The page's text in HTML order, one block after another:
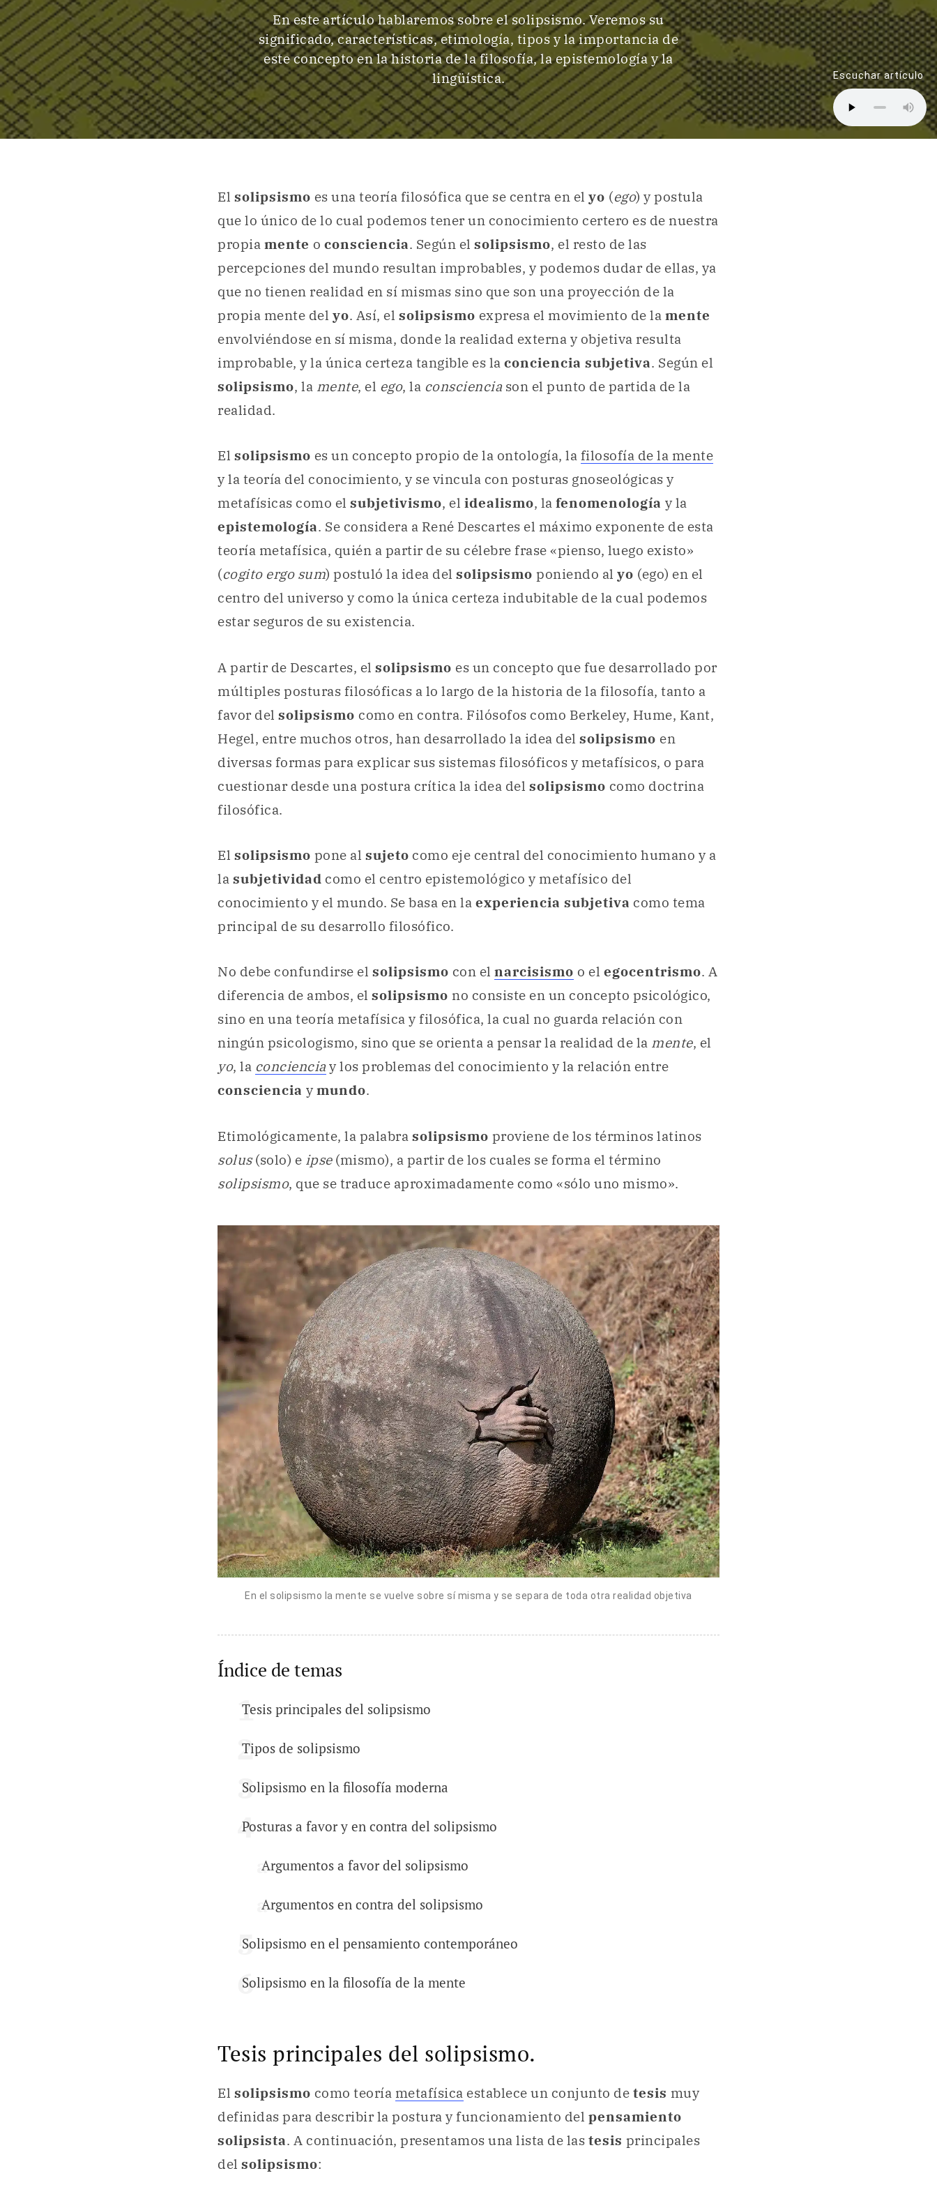
En este artículo hablaremos sobre el solipsismo. Veremos su
significado, características, etimología, tipos y la importancia de
este concepto en la historia de la filosofía, la epistemología y la
lingüística.
Escuchar artículo
El solipsismo es una teoría filosófica que se centra en el yo (ego) y postula
que lo único de lo cual podemos tener un conocimiento certero es de nuestra
propia mente o consciencia. Según el solipsismo, el resto de las
percepciones del mundo resultan improbables, y podemos dudar de ellas, ya
que no tienen realidad en sí mismas sino que son una proyección de la
propia mente del yo. Así, el solipsismo expresa el movimiento de la mente
envolviéndose en sí misma, donde la realidad externa y objetiva resulta
improbable, y la única certeza tangible es la conciencia subjetiva. Según el
solipsismo, la mente, el ego, la consciencia son el punto de partida de la
realidad.
El solipsismo es un concepto propio de la ontología, la filosofía de la mente
y la teoría del conocimiento, y se vincula con posturas gnoseológicas y
metafísicas como el subjetivismo, el idealismo, la fenomenología y la
epistemología. Se considera a René Descartes el máximo exponente de esta
teoría metafísica, quién a partir de su célebre frase «pienso, luego existo»
(cogito ergo sum) postuló la idea del solipsismo poniendo al yo (ego) en el
centro del universo y como la única certeza indubitable de la cual podemos
estar seguros de su existencia.
A partir de Descartes, el solipsismo es un concepto que fue desarrollado por
múltiples posturas filosóficas a lo largo de la historia de la filosofía, tanto a
favor del solipsismo como en contra. Filósofos como Berkeley, Hume, Kant,
Hegel, entre muchos otros, han desarrollado la idea del solipsismo en
diversas formas para explicar sus sistemas filosóficos y metafísicos, o para
cuestionar desde una postura crítica la idea del solipsismo como doctrina
filosófica.
El solipsismo pone al sujeto como eje central del conocimiento humano y a
la subjetividad como el centro epistemológico y metafísico del
conocimiento y el mundo. Se basa en la experiencia subjetiva como tema
principal de su desarrollo filosófico.
No debe confundirse el solipsismo con el narcisismo o el egocentrismo. A
diferencia de ambos, el solipsismo no consiste en un concepto psicológico,
sino en una teoría metafísica y filosófica, la cual no guarda relación con
ningún psicologismo, sino que se orienta a pensar la realidad de la mente, el
yo, la conciencia y los problemas del conocimiento y la relación entre
consciencia y mundo.
Etimológicamente, la palabra solipsismo proviene de los términos latinos
solus(solo) e ipse (mismo), a partir de los cuales se forma el término
solipsismo, que se traduce aproximadamente como «sólo uno mismo».
En el solipsismo la mente se vuelve sobre sí misma y se separa de toda otra realidad objetiva
Índice de temas
Tesis principales del solipsismo
Tipos de solipsismo
Solipsismo en la filosofía moderna
Posturas a favor y en contra del solipsismo
Argumentos a favor del solipsismo
Argumentos en contra del solipsismo
Solipsismo en el pensamiento contemporáneo
Solipsismo en la filosofía de la mente
Tesis principales del solipsismo.
El solipsismo como teoría metafísica establece un conjunto de tesis muy
definidas para describir la postura y funcionamiento del pensamiento
solipsista. A continuación, presentamos una lista de las tesis principales
del solipsismo: